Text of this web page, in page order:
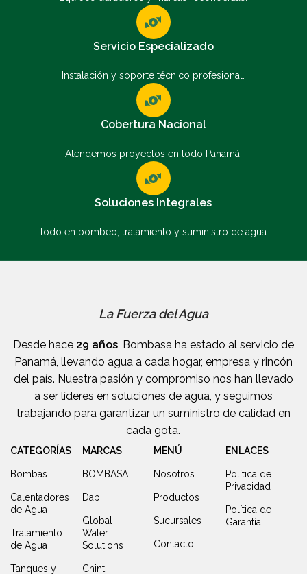
Servicio Especializado
Instalación y soporte técnico profesional.
Cobertura Nacional
Atendemos proyectos en todo Panamá.
Soluciones Integrales
Todo en bombeo, tratamiento y suministro de agua.
La Fuerza del Agua
Desde hace 29 años, Bombasa ha estado al servicio de
Panamá, llevando agua a cada hogar, empresa y rincón
del país. Nuestra pasión y compromiso nos han llevado
a ser líderes en soluciones de agua, y seguimos
trabajando para garantizar un suministro de calidad en
cada gota.
CATEGORÍAS
Bombas
Calentadores
de Agua
Tratamiento
de Agua
Tanques y
MARCAS
BOMBASA
Dab
Global
Water
Solutions
Chint
MENÚ
Nosotros
Productos
Sucursales
Contacto
ENLACES
Política de
Privacidad
Política de
Garantía